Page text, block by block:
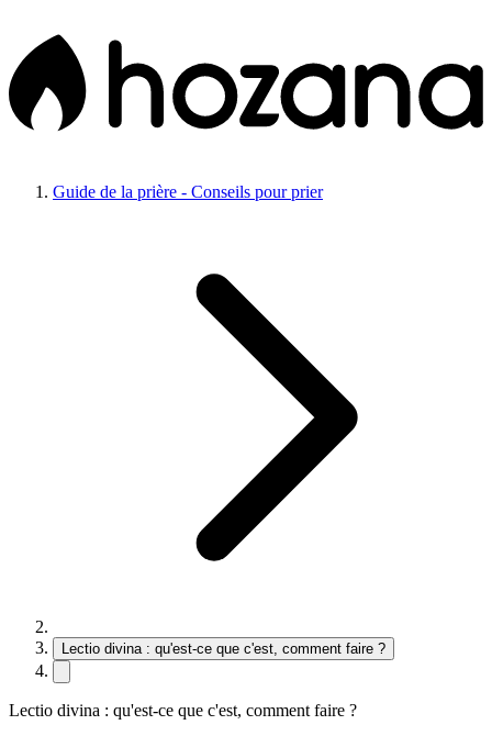
Guide de la prière - Conseils pour prier
Lectio divina : qu'est-ce que c'est, comment faire ?
Lectio divina : qu'est-ce que c'est, comment faire ?